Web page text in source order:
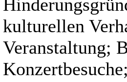
kulturellen
Veranstaltung;